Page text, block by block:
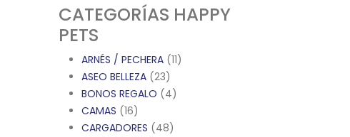
CATEGORÍAS HAPPY
PETS
ARNÉS / PECHERA (11)
ASEO BELLEZA (23)
BONOS REGALO (4)
CAMAS (16)
CARGADORES (48)